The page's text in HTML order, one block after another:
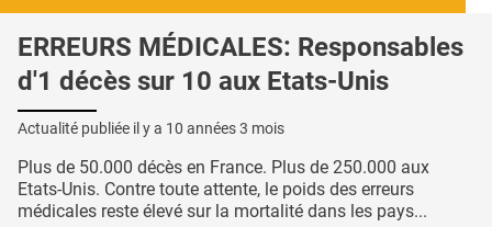
ERREURS MÉDICALES: Responsables
d'1 décès sur 10 aux Etats-Unis
Actualité publiée il y a 10 années 3 mois
Plus de 50.000 décès en France. Plus de 250.000 aux
Etats-Unis. Contre toute attente, le poids des erreurs
médicales reste élevé sur la mortalité dans les pays...